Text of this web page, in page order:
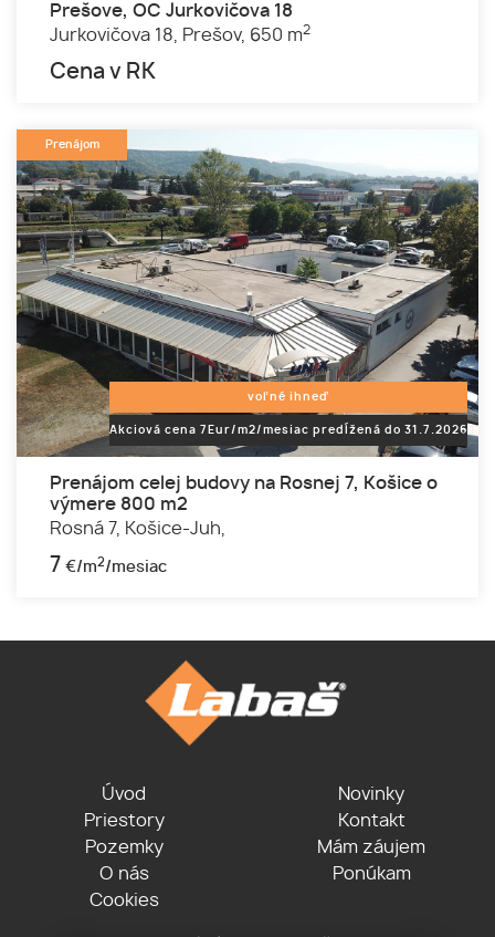
Prešove, OC Jurkovičova 18
Jurkovičova 18,
Prešov, 650 m2
Cena v RK
Prenájom
voľné ihneď
Akciová cena 7Eur/m2/mesiac predĺžená do 31.7.2026
Prenájom celej budovy na Rosnej 7, Košice o
výmere 800 m2
Rosná 7, Košice-Juh,
7 €/m2/mesiac
Úvod
Priestory
Pozemky
O nás
Cookies
Novinky
Kontakt
Mám záujem
Ponúkam